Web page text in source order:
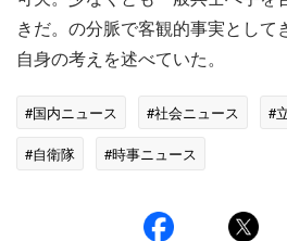
きだ。の分脈で客観的事実として
自身の考えを述べていた。
#国内ニュース #社会ニュース #
#自衛隊
#時事ニュース